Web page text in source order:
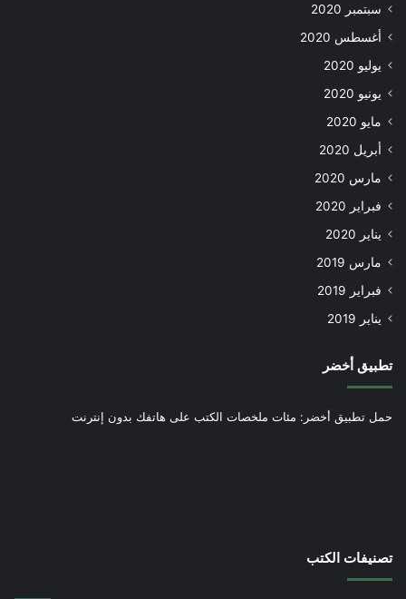
سبتمبر 2020
أغسطس 2020
يوليو 2020
يونيو 2020
مايو 2020
أبريل 2020
مارس 2020
فبراير 2020
يناير 2020
مارس 2019
فبراير 2019
يناير 2019
تطبيق أخضر
حمل تطبيق أخضر: مئات ملخصات الكتب على هاتفك بدون إنترنت
تصنيفات الكتب